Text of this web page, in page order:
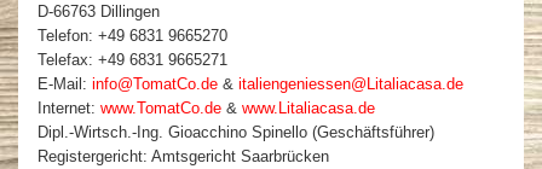
D-66763 Dillingen
Telefon: +49 6831 9665270
Telefax: +49 6831 9665271
E-Mail: info@TomatCo.de & italiengeniessen@Litaliacasa.de
Internet: www.TomatCo.de & www.Litaliacasa.de
Dipl.-Wirtsch.-Ing. Gioacchino Spinello (Geschäftsführer)
Registergericht: Amtsgericht Saarbrücken